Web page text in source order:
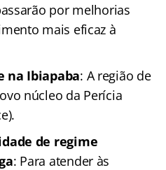
por melhorias
mais eficaz à
na Ibiapaba: A região de
núcleo da Perícia
de regime
: Para atender às